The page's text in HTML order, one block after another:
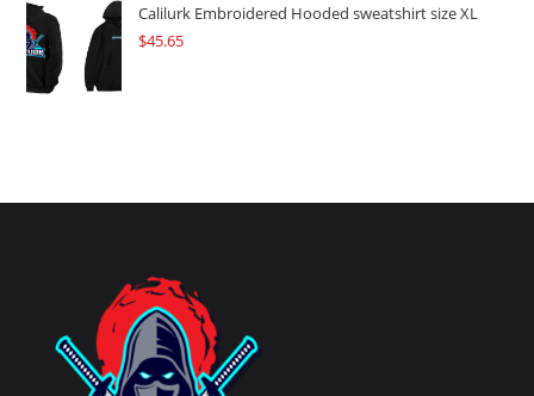
Calilurk Embroidered Hooded sweatshirt size XL
$45.65